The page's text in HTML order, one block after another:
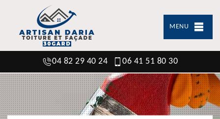
MENU
04 82 29 40 24 06 41 51 80 30